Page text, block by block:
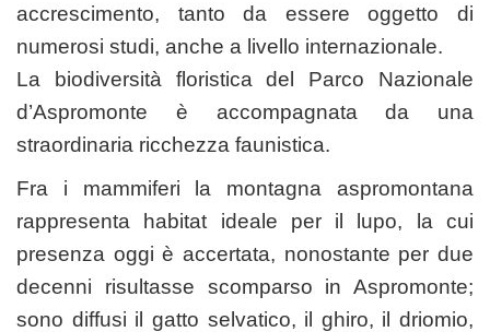
accrescimento, tanto da essere oggetto di
numerosi studi, anche a livello internazionale.
La biodiversità floristica del Parco Nazionale
d’Aspromonte è accompagnata da una
straordinaria ricchezza faunistica.
Fra i mammiferi la montagna aspromontana
rappresenta habitat ideale per il lupo, la cui
presenza oggi è accertata, nonostante per due
decenni risultasse scomparso in Aspromonte;
sono diffusi il gatto selvatico, il ghiro, il driomio,